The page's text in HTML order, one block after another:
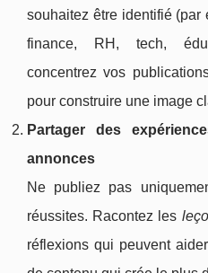
souhaitez être identifié (par
finance, RH, tech,
concentrez vos
pour construire une image
Partager des
annonces
Ne publiez pas
réussites. Racontez les
réflexions qui peuvent